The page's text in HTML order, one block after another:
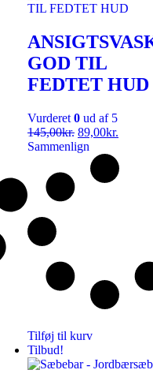
GOD TIL
FEDTET HUD
Vurderet 0 ud af 5
145,00kr. 89,00kr.
Sammenlign
Tilføj til kurv
Tilbud!